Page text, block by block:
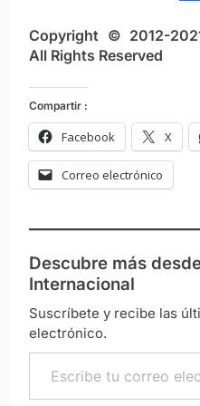
Copyright © 2012-
All Rights Reserved
Compartir :
Facebook X
Correo electrónico
Descubre más
Internacional
Suscríbete y recibe las
electrónico.
Escribe tu correo